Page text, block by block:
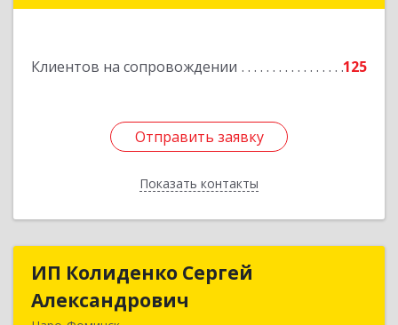
Клиентов на сопровождении 125
Отправить заявку
Показать контакты
Отправить заявку
Назад
ИП Колиденко Сергей
Александрович
ИП Колиденко Сергей